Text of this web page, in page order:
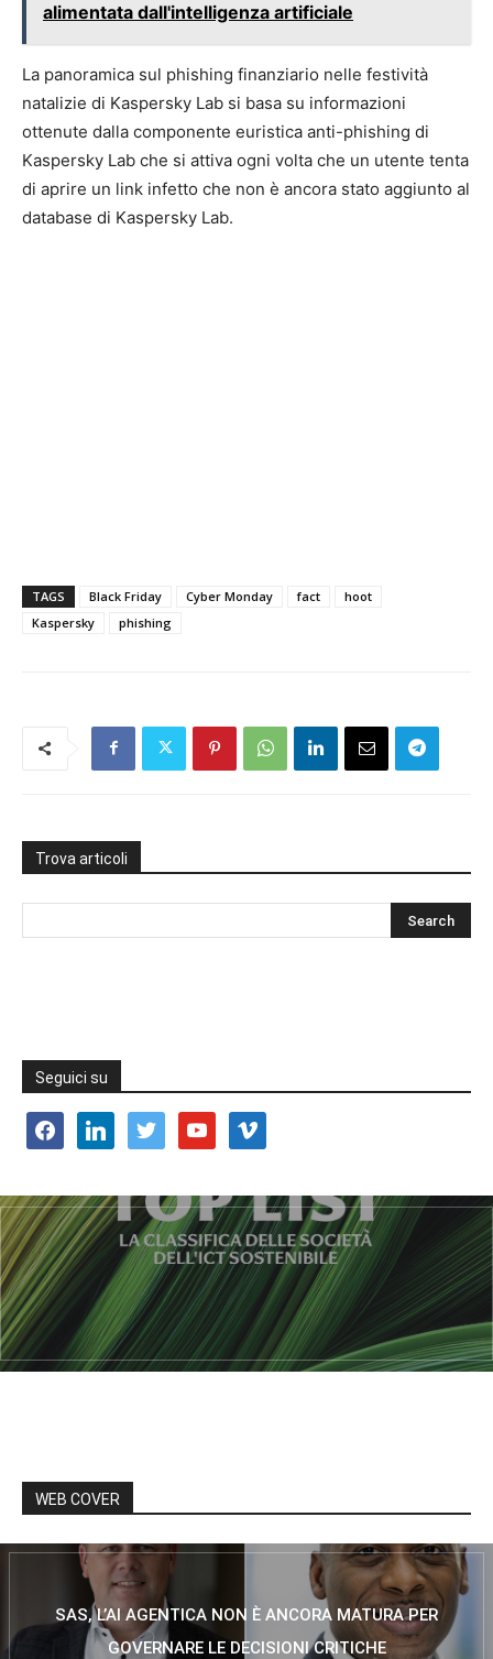
alimentata dall'intelligenza artificiale
La panoramica sul phishing finanziario nelle festività
natalizie di Kaspersky Lab si basa su informazioni
ottenute dalla componente euristica anti-phishing di
Kaspersky Lab che si attiva ogni volta che un utente tenta
di aprire un link infetto che non è ancora stato aggiunto al
database di Kaspersky Lab.
TAGS Black Friday Cyber Monday fact
hoot
Kaspersky
phishing
Trova articoli
Seguici su
facebooklinkedin twitter youtube vimeo
WEB COVER
SAS, L’AI AGENTICA NON È ANCORA MATURA PER
GOVERNARE LE DECISIONI CRITICHE